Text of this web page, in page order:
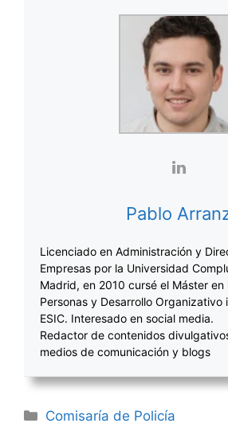
Pablo
Licenciado en Administración y
Empresas por la Universidad
Madrid, en 2010 cursé el Máster
Personas y Desarrollo
ESIC. Interesado en social media.
Redactor de contenidos
medios de comunicación y blogs
Categorías
Comisaría de Policía